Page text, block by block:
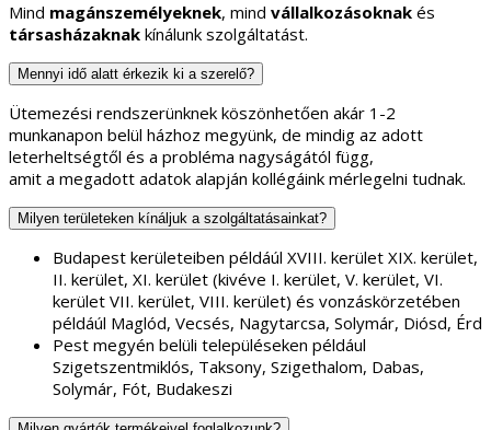
Mind magánszemélyeknek, mind vállalkozásoknak és
társasházaknak kínálunk szolgáltatást.
Mennyi idő alatt érkezik ki a szerelő?
Ütemezési rendszerünknek köszönhetően akár 1-2
munkanapon belül házhoz megyünk, de mindig az adott
leterheltségtől és a probléma nagyságától függ,
amit a megadott adatok alapján kollégáink mérlegelni tudnak.
Milyen területeken kínáljuk a szolgáltatásainkat?
Budapest kerületeiben példáúl XVIII. kerület XIX. kerület,
II. kerület, XI. kerület (kivéve I. kerület, V. kerület, VI.
kerület VII. kerület, VIII. kerület) és vonzáskörzetében
példáúl Maglód, Vecsés, Nagytarcsa, Solymár, Diósd, Érd
Pest megyén belüli településeken például
Szigetszentmiklós, Taksony, Szigethalom, Dabas,
Solymár, Fót, Budakeszi